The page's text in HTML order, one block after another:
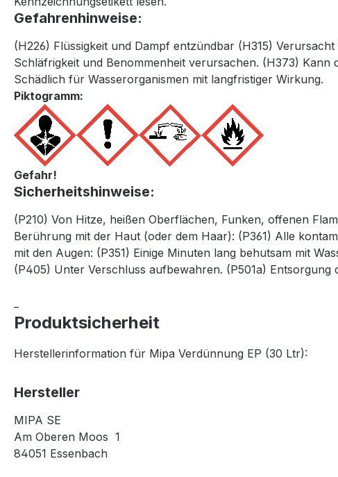
Gefahrenhinweise:
(H226) Flüssigkeit und Dampf entzündbar (H315)
Schläfrigkeit und Benommenheit verursachen. (H373) Kann
Schädlich für Wasserorganismen mit langfristiger Wirkung.
Piktogramm:
Gefahr!
Sicherheitshinweise:
(P210) Von Hitze, heißen Oberflächen, Funken, offenen
Berührung mit der Haut (oder dem Haar): (P361) Alle
mit den Augen: (P351) Einige Minuten lang behutsam mit
(P405) Unter Verschluss aufbewahren. (P501a)
Produktsicherheit
Herstellerinformation für Mipa Verdünnung EP (30 Ltr):
Hersteller
MIPA SE
Am Oberen Moos 1
84051 Essenbach